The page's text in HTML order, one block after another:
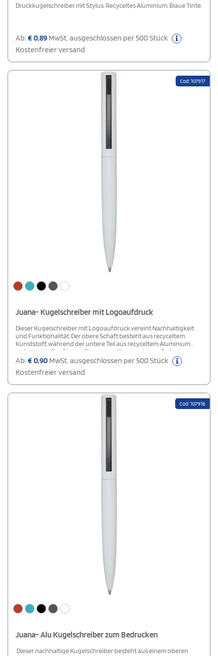
Druckkugelschreiber mit Stylus. Recyceltes Aluminium. Blaue Tinte.
Ab:€0,89 MwSt. ausgeschlossen per 500 Stück
Kostenfreier versand
Cod: 107917
Juana- Kugelschreiber mit Logoaufdruck
Dieser Kugelschreiber mit Logoaufdruck vereint Nachhaltigkeit
und Funktionalität. Der obere Schaft besteht aus recyceltem
Kunststoff, während der untere Teil aus recyceltem Aluminium
gefertigt ist. Der Clip aus Eisen sorgt für eine sichere Befestigung.
Mit blauer Tinte, einer Schreiblänge von 1000 Metern und einer
Strichstärke von 1,0 mm bietet dieser Stift eine zuverlässige
Schreibqualität und ist besonders umweltbewusst. Ideal für den
täglichen Gebrauch und für alle, die Wert auf Nachhaltigkeit legen.
Ab:€0,90 MwSt. ausgeschlossen per 500 Stück
Kostenfreier versand
Cod: 107916
Juana- Alu Kugelschreiber zum Bedrucken
Dieser nachhaltige Kugelschreiber besteht aus einem oberen